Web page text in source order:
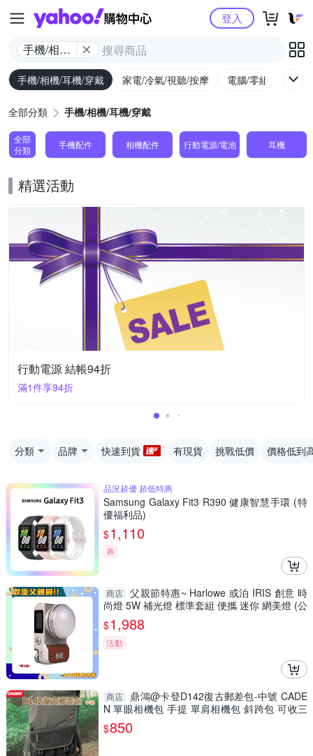
Yahoo購物中心
手機/相機/
耳機/穿戴
登入
手機/相機/耳機/穿戴 家電/冷氣/視聽/按摩 電腦/零組件/週邊/
全部分類 手機/相機/耳機/穿戴
全部
分類
手機配件 相機配件 行動電源/電池 耳機
精選活動
行動電源 結帳94折
滿1件享94折
分類 品牌 快速到貨 有現貨 挑戰低價 價格低到
品況超優 超低特惠
Samsung Galaxy Fit3 R390 健康智慧手環 (特
優福利品)
$1,110
券
商店 父親節特惠~ Harlowe 或泊 IRIS 創意 時
尚燈 5W 補光燈 標準套組 便攜 迷你 網美燈 (公
司貨)
$1,988
活動
商店
鼎鴻@卡登D142復古郵差包-中號 CADE
N 單眼相機包 手提 單肩相機包 斜跨包 可收三
腳架 斜肩包
$850